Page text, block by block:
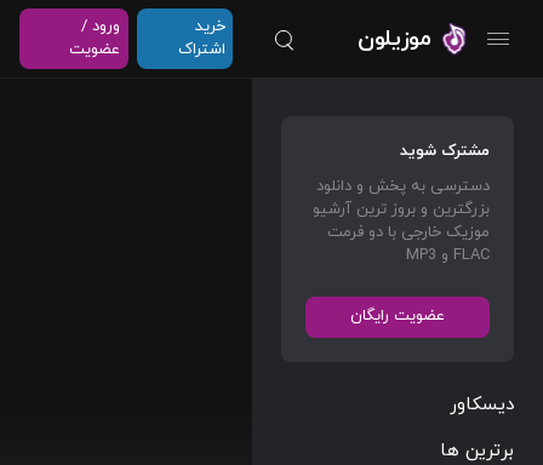
موزیلون
خرید
اشتراک
ورود /
عضویت
مشترک شوید
دسترسی به پخش و دانلود
بزرگترین و بروز ترین آرشیو
موزیک خارجی با دو فرمت
FLAC و MP3
عضویت رایگان
دیسکاور
برترین ها